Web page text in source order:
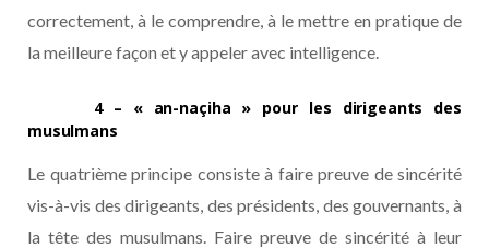
correctement, à le comprendre, à le mettre en pratique de
la meilleure façon et y appeler avec intelligence.
4 – « an-naçiha » pour les dirigeants des
musulmans
Le quatrième principe consiste à faire preuve de sincérité
vis-à-vis des dirigeants, des présidents, des gouvernants, à
la tête des musulmans. Faire preuve de sincérité à leur